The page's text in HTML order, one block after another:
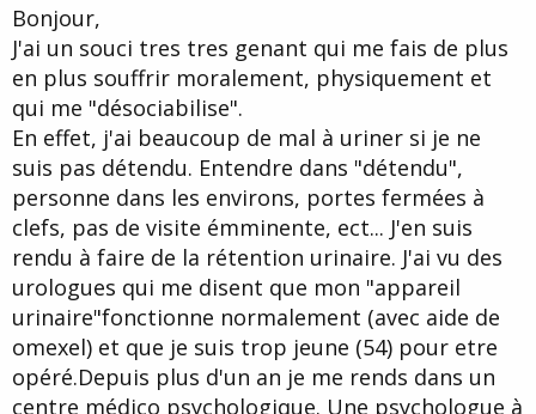
u
d
e
a
d
c
u
s
i
o
t
Bonjour,
J'ai un souci tres tres genant qui me fais de plus
en plus souffrir moralement, physiquement et
qui me "désociabilise".
En effet, j'ai beaucoup de mal à uriner si je ne
suis pas détendu. Entendre dans "détendu",
personne dans les environs, portes fermées à
clefs, pas de visite émminente, ect... J'en suis
rendu à faire de la rétention urinaire. J'ai vu des
urologues qui me disent que mon "appareil
urinaire"fonctionne normalement (avec aide de
omexel) et que je suis trop jeune (54) pour etre
opéré.Depuis plus d'un an je me rends dans un
centre médico psychologique. Une psychologue à